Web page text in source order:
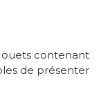
contenant
de présenter